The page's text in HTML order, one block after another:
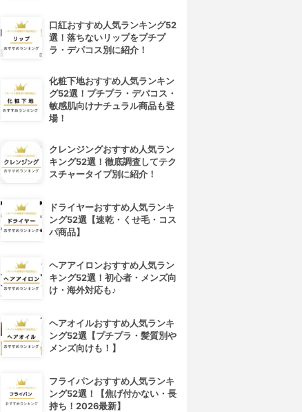
口紅おすすめ人気ランキング52
選！落ちないリップをプチプ
ラ・デパコス別に紹介！
化粧下地おすすめ人気ランキン
グ52選！プチプラ・デパコス・
敏感肌向けナチュラル商品も登
場！
クレンジングおすすめ人気ラン
キング52選！徹底調査してテク
スチャータイプ別に紹介！
ドライヤーおすすめ人気ランキ
ング52選【速乾・くせ毛・コス
パ商品】
ヘアアイロンおすすめ人気ラン
キング52選！初心者・メンズ向
け・海外対応も♪
ヘアオイルおすすめ人気ランキ
ング52選【プチプラ・髪質別や
メンズ向けも！】
フライパンおすすめ人気ランキ
ング52選！【焦げ付かない・長
持ち！2026最新】